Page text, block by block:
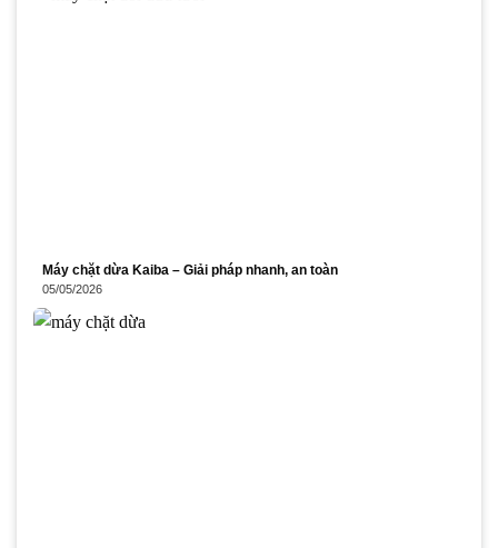
Máy chặt dừa Kaiba – Giải pháp nhanh, an toàn
05/05/2026